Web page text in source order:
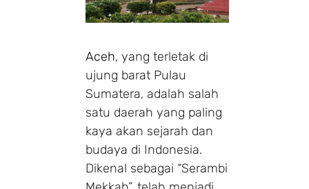
Aceh, yang terletak di
ujung barat Pulau
Sumatera, adalah salah
satu daerah yang paling
kaya akan sejarah dan
budaya di Indonesia.
Dikenal sebagai “Serambi